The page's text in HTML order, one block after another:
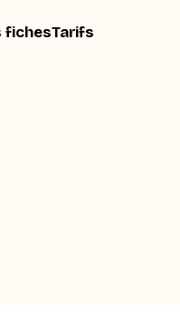
fichesTarifs